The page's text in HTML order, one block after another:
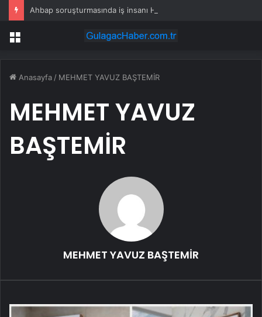
Menü
Anasayfa / MEHMET YAVUZ BAŞTEMİR
MEHMET YAVUZ
BAŞTEMİR
MEHMET YAVUZ BAŞTEMİR